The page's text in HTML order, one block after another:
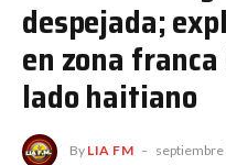
despejada;
en zona
lado haitiano
By LIA FM septiembre